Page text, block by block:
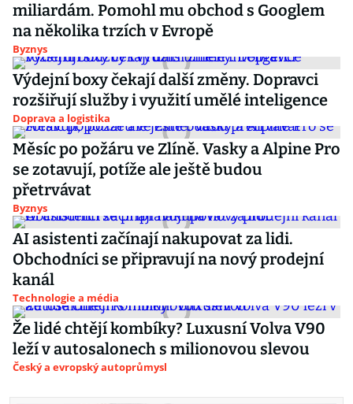
miliardám. Pomohl mu obchod s Googlem
na několika trzích v Evropě
Byznys
Výdejní boxy čekají další změny. Dopravci
rozšiřují služby i využití umělé inteligence
Doprava a logistika
Měsíc po požáru ve Zlíně. Vasky a Alpine Pro
se zotavují, potíže ale ještě budou
přetrvávat
Byznys
AI asistenti začínají nakupovat za lidi.
Obchodníci se připravují na nový prodejní
kanál
Technologie a média
Že lidé chtějí kombíky? Luxusní Volva V90
leží v autosalonech s milionovou slevou
Český a evropský autoprůmysl